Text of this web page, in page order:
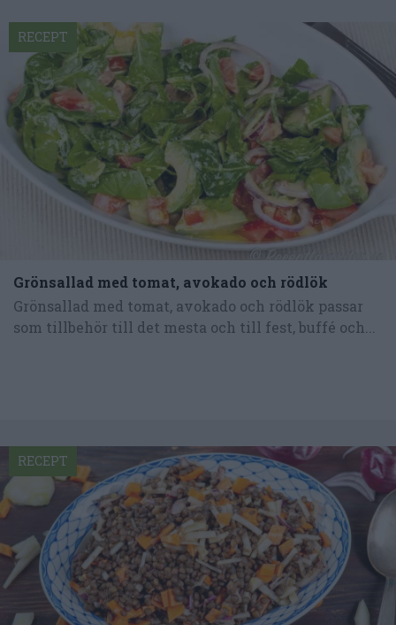
Grönsallad med tomat, avokado och rödlök
Grönsallad med tomat, avokado och rödlök passar
som tillbehör till det mesta och till fest, buffé och...
RECEPT
RECEPT